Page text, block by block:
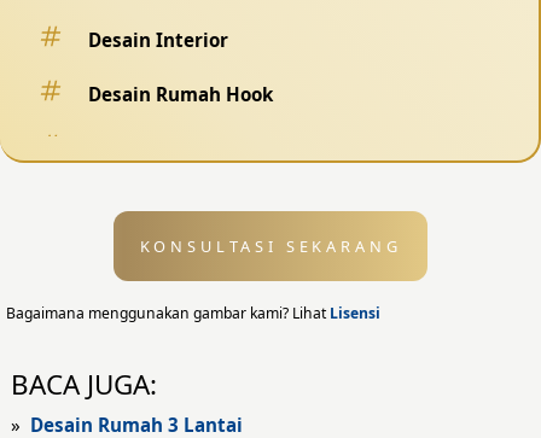
Desain Interior
Desain Rumah Hook
Desain Eksterior
Desain Eksterior Rumah
Desain Rumah Modern
KONSULTASI SEKARANG
Bagaimana menggunakan gambar kami? LihatLisensi
BACA JUGA:
» Desain Rumah 3 Lantai